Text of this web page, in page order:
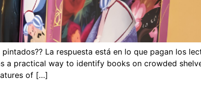
La respuesta está en lo que pagan los
a practical way to identify books on crowded
of […]